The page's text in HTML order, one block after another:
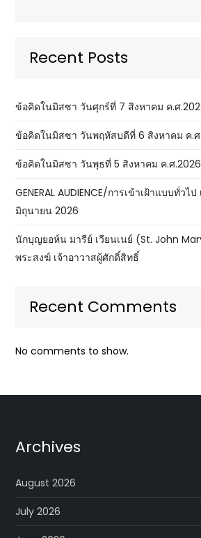
Recent Posts
ข้อคิดในมิสซา วันศุกร์ที่ 7 สิงหาคม ค.ศ
ข้อคิดในมิสซา วันพฤหัสบดีที่ 6 สิงหาคม ค.
ข้อคิดในมิสซา วันพุธที่ 5 สิงหาคม ค.ศ.2026
GENERAL AUDIENCE/การเข้าเฝ้าแบบทั่วไ
มิถุนายน 2026
นักบุญยอห์น มารีย์ เวียนเนย์ (St. John
พระสงฆ์ เจ้าอาวาสผู้ศักดิ์สิทธิ์
Recent Comments
No comments to show.
Archives
August 2026
July 2026